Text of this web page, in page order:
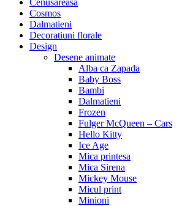
Cenusareasa
Cosmos
Dalmatieni
Decoratiuni florale
Design
Desene animate
Alba ca Zapada
Baby Boss
Bambi
Dalmatieni
Frozen
Fulger McQueen – Cars
Hello Kitty
Ice Age
Mica printesa
Mica Sirena
Mickey Mouse
Micul print
Minioni